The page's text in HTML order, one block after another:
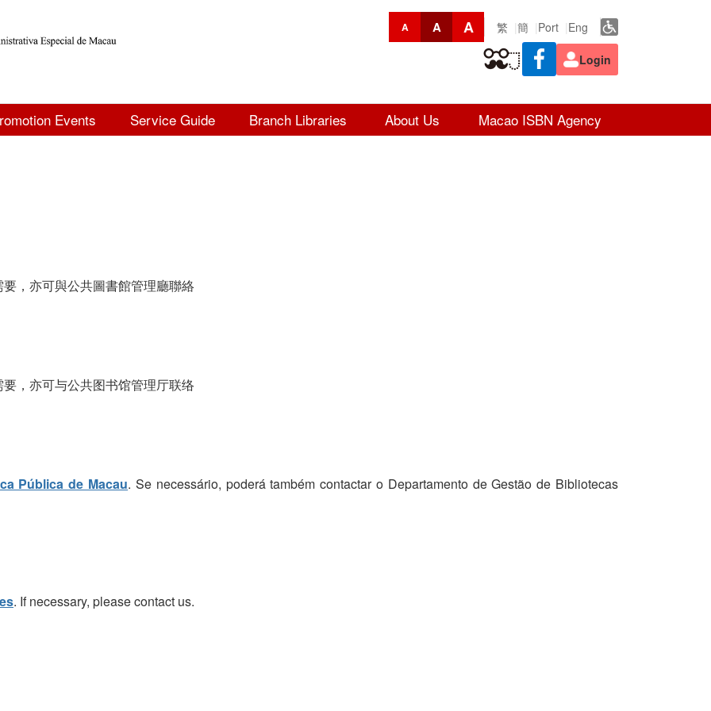
A A A 繁 簡 Port Eng
Login
Events Service Guide Branch Libraries About Us Macao ISBN Agency
，亦可與公共圖書館管理廳聯絡
，亦可与公共图书馆管理厅联络
Pública de Macau. Se necessário, poderá também contactar o Departamento de Gestão de Bibliotecas
. If necessary, please contact us.